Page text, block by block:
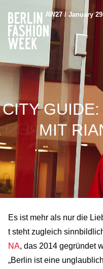
AW27 / January
CITY
MIT
Es ist mehr als nur die
t steht zugleich
NA, das 2014 gegründet
„Berlin ist eine